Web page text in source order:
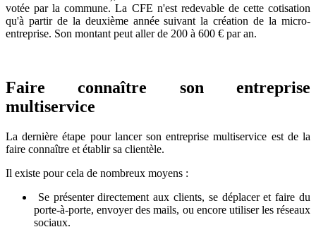
votée par la commune. La CFE n'est redevable de cette cotisation
qu'à partir de la deuxième année suivant la création de la micro-
entreprise. Son montant peut aller de 200 à 600 € par an.
Faire connaître son entreprise
multiservice
La dernière étape pour lancer son entreprise multiservice est de la
faire connaître et établir sa clientèle.
Il existe pour cela de nombreux moyens :
Se présenter directement aux clients, se déplacer et faire du
porte-à-porte, envoyer des mails, ou encore utiliser les réseaux
sociaux.